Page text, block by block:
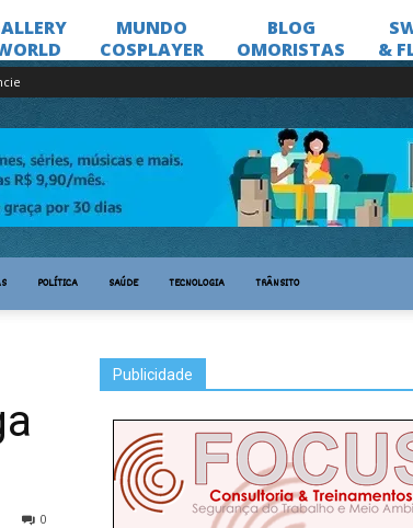
POLÍTICA SAÚDE TECNOLOGIA TRÂNSITO
0
Publicidade